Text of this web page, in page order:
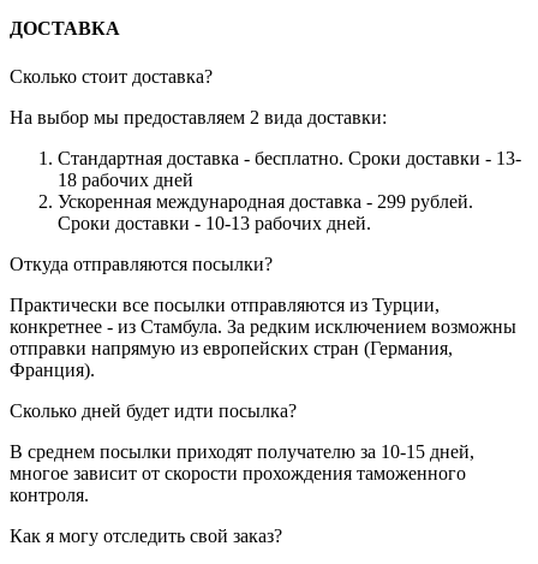
ДОСТАВКА
Сколько стоит доставка?
На выбор мы предоставляем 2 вида доставки:
Стандартная доставка - бесплатно. Сроки доставки - 13-
18 рабочих дней
Ускоренная международная доставка - 299 рублей.
Сроки доставки - 10-13 рабочих дней.
Откуда отправляются посылки?
Практически все посылки отправляются из Турции,
конкретнее - из Стамбула. За редким исключением возможны
отправки напрямую из европейских стран (Германия,
Франция).
Сколько дней будет идти посылка?
В среднем посылки приходят получателю за 10-15 дней,
многое зависит от скорости прохождения таможенного
контроля.
Как я могу отследить свой заказ?